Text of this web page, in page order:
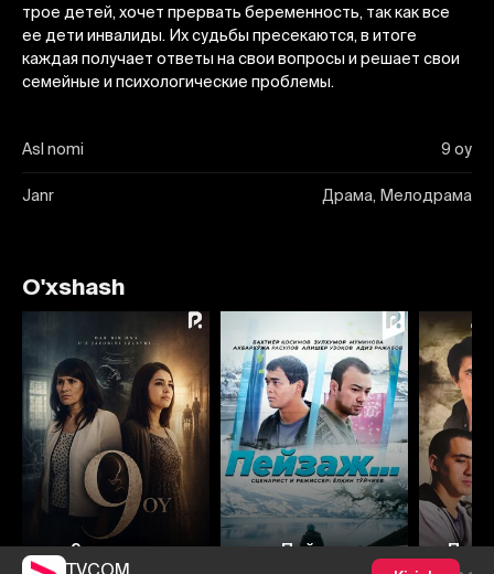
TVCOM
трое детей, хочет прервать беременность, так как все
ее дети инвалиды. Их судьбы пресекаются, в итоге
каждая получает ответы на свои вопросы и решает свои
семейные и психологические проблемы.
Asl nomi 9 oy
Janr Драма, Мелодрама
O'xshash
9 месяцев Пейзаж